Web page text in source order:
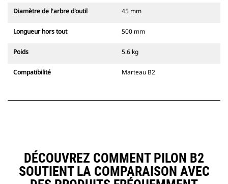
Diamètre de l'arbre d'outil 45 mm
Longueur hors tout 500 mm
Poids 5.6 kg
Compatibilité Marteau B2
DÉCOUVREZ COMMENT PILON B2
SOUTIENT LA COMPARAISON AVEC